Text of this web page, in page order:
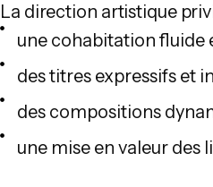
La direction artistique
une cohabitation fluide
des titres expressifs et
des compositions
une mise en valeur des